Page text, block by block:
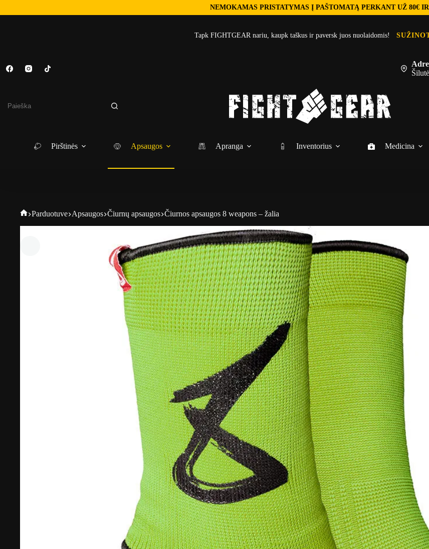
NEMOKAMAS PRISTATYMAS Į PAŠTOMATĄ PERKANT UŽ 80€
Tapk FIGHTGEAR nariu, kaupk taškus ir paversk juos nuolaidomis!
Pirštinės Apsaugos Apranga Inventorius Medicina
Fightgear
Parduotuve Apsaugos Čiurnų apsaugos Čiurnos apsaugos 8 weapons – žalia